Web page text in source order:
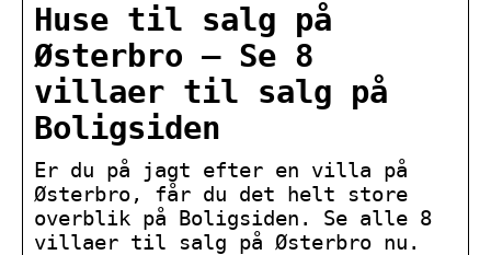
Huse til salg på
Østerbro – Se 8
villaer til salg på
Boligsiden
Er du på jagt efter en villa på
Østerbro, får du det helt store
overblik på Boligsiden. Se alle 8
villaer til salg på Østerbro nu.